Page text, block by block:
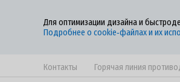
Для оптимизации дизайна и
Подробнее о cookie‑файлах и их
Контакты Горячая линия